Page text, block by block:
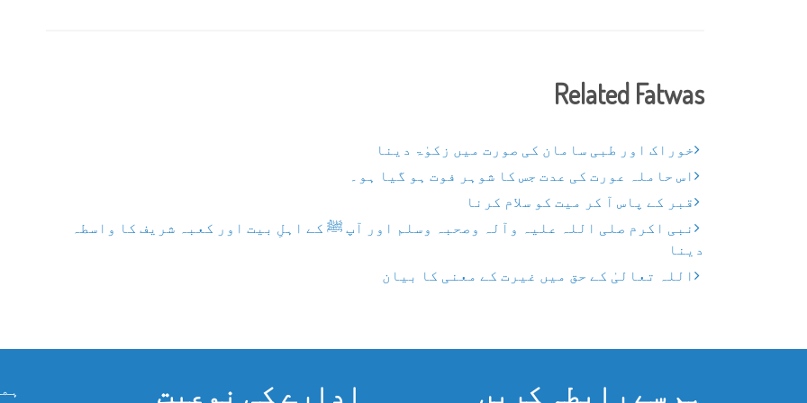
Related Fatwas
خوراک اور طبی سامان کی صورت میں زکوٰۃ دینا
اس حاملہ عورت کی عدت جس کا شوہر فوت ہو گیا ہو۔
قبر کے پاس آ کر میت کو سلام کرنا
نبی اکرم صلی اللہ علیہ وآلہ وصحبہ وسلم اور آپ ﷺ کے اہلِ بیت اور کعبہ شریف کا واسطہ
دینا
اللہ تعالیٰ کے حق میں غیرت کے معنی کا بیان
ہم سے رابطہ کریں ادارے کی نوعیت